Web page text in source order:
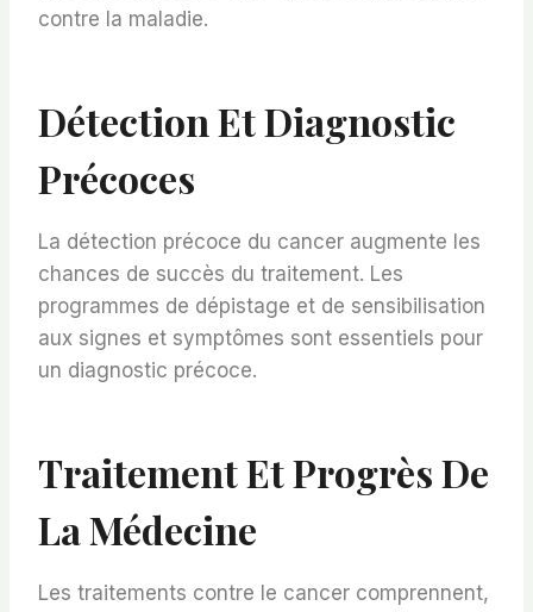
contre la maladie.
Détection Et Diagnostic
Précoces
La détection précoce du cancer augmente les
chances de succès du traitement. Les
programmes de dépistage et de sensibilisation
aux signes et symptômes sont essentiels pour
un diagnostic précoce.
Traitement Et Progrès De
La Médecine
Les traitements contre le cancer comprennent,